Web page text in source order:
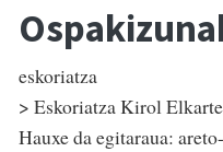
eskoriatza
> Eskoriatza Kirol
Hauxe da egitaraua: